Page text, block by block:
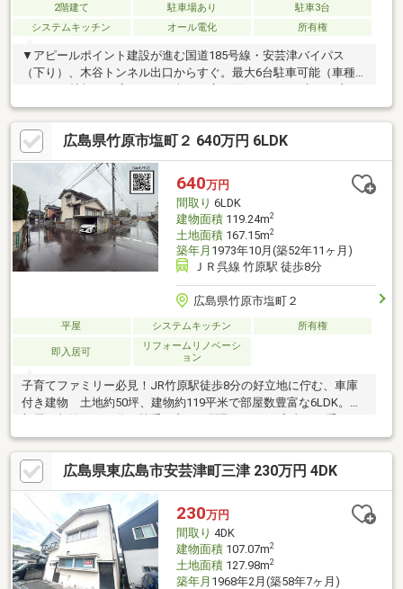
2階建て 駐車場あり
駐車3台
システムキッチン
オール電化 所有権
▼アピールポイント建設が進む国道185号線・安芸津バイパス
（下り）、木谷トンネル出口からすぐ。最大6台駐車可能（車種に
よる）20帖超えの広々LDK。南側に広く面しており、大きな窓か
ら明るい光が差し込みます。リビングとキッチンの間に可動式の
間仕切りがあり、エアコン効率のアップや来客時の目隠しに活躍
します。「ほぼ玄関」と言える利便性抜群の勝手口があり、車か
らキッチンへ直行できる動線のおかげで、買い物後の荷物運びも
楽々。キッチンの後ろに洗面所・浴室があり、複数の家事を同時
にこなせるスムーズな動線。各部屋の収納とは別で大容量の屋根
裏収納があり、季節ものもたっぷりと収納できるゆとりの広さで
す。
広島県竹原市塩町２ 640万円 6LDK
640万円
間取り 6LDK
建物面積119.24m2
土地面積167.15m2
築年月 1973年10月(築52年11ヶ月)
ＪＲ呉線 竹原駅 徒歩8分
広島県竹原市塩町２
平屋 システムキッチン 所有権
即入居可
リフォームリノベーシ
ョン
子育てファミリー必見！JR竹原駅徒歩8分の好立地に佇む、車庫
付き建物 土地約50坪、建物約119平米で部屋数豊富な6LDK。各
付きの清潔なユニットバスや、タイル張りの広々キッチンを完
備。和室が多く家庭菜園を楽しめるお庭もあり、ご家族のお好み
に合わせたリノベーションやDIYのベース物件としても最適です。
広島県東広島市安芸津町三津 230万円 4DK
230万円
間取り 4DK
建物面積107.07m2
土地面積127.98m2
築年月 1968年2月(築58年7ヶ月)